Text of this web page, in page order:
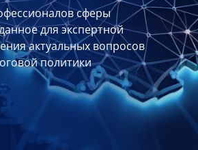
сферы
для экспертной
актуальных вопросов
политики